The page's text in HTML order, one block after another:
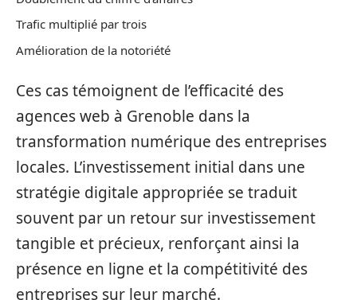
Trafic multiplié par trois
Amélioration de la notoriété
Ces cas témoignent de l’efficacité des
agences web à Grenoble dans la
transformation numérique des entreprises
locales. L’investissement initial dans une
stratégie digitale appropriée se traduit
souvent par un retour sur investissement
tangible et précieux, renforçant ainsi la
présence en ligne et la compétitivité des
entreprises sur leur marché.